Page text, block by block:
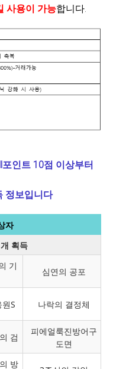
사용이 가능합니다.
포인트 10점 이상부터
정보입니다
자
획득
기
심연의 공포
S 나락의 결정체
검
피에얼룩진방어구
도면
방